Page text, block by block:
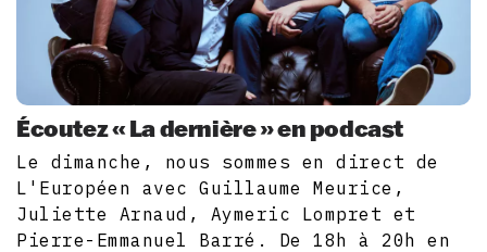
Écoutez « La dernière » en podcast
Le dimanche, nous sommes en direct de
L'Européen avec Guillaume Meurice,
Juliette Arnaud, Aymeric Lompret et
Pierre-Emmanuel Barré. De 18h à 20h en